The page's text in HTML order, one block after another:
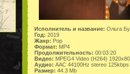
Исполнитель и название: Ольга
Год: 2019
Жанр: Pop
Формат: MP4
Продолжительность: 00:03:20
Видео: MPEG4 Video (H264)
Аудио: AAC 44100Hz stereo 125kbps
Размер: 44.3 Mb